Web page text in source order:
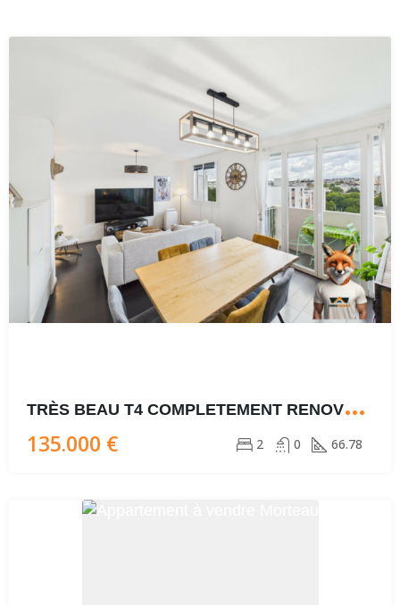
T
RÈS BEAU T4 COMPLETEMENT RENOVÉ, LUMINEUX ET BIEN SITUÉ
135.000 € 2 0 66.78